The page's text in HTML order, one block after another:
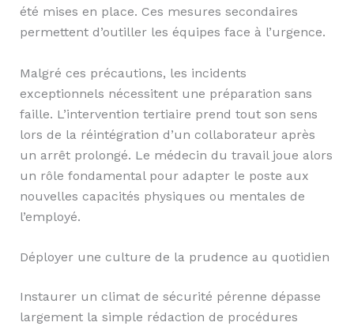
été mises en place. Ces mesures secondaires
permettent d’outiller les équipes face à l’urgence.
Malgré ces précautions, les incidents
exceptionnels nécessitent une préparation sans
faille. L’intervention tertiaire prend tout son sens
lors de la réintégration d’un collaborateur après
un arrêt prolongé. Le médecin du travail joue alors
un rôle fondamental pour adapter le poste aux
nouvelles capacités physiques ou mentales de
l’employé.
Déployer une culture de la prudence au quotidien
Instaurer un climat de sécurité pérenne dépasse
largement la simple rédaction de procédures